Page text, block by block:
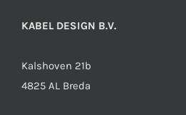
KABEL DESIGN B.V.
Kalshoven 21b
4825 AL Breda